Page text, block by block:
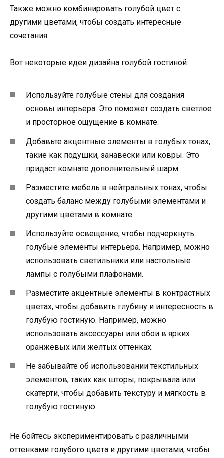
Также можно комбинировать голубой цвет с
другими цветами, чтобы создать интересные
сочетания.
Вот некоторые идеи дизайна голубой гостиной:
Используйте голубые стены для создания
основы интерьера. Это поможет создать светлое
и просторное ощущение в комнате.
Добавьте акцентные элементы в голубых тонах,
такие как подушки, занавески или ковры. Это
придаст комнате дополнительный шарм.
Разместите мебель в нейтральных тонах, чтобы
создать баланс между голубыми элементами и
другими цветами в комнате.
Используйте освещение, чтобы подчеркнуть
голубые элементы интерьера. Например, можно
использовать светильники или настольные
лампы с голубыми плафонами.
Разместите акцентные элементы в контрастных
цветах, чтобы добавить глубину и интересность в
голубую гостиную. Например, можно
использовать аксессуары или обои в ярких
оранжевых или желтых оттенках.
Не забывайте об использовании текстильных
элементов, таких как шторы, покрывала или
скатерти, чтобы добавить текстуру и мягкость в
голубую гостиную.
Не бойтесь экспериментировать с различными
оттенками голубого цвета и другими цветами, чтобы